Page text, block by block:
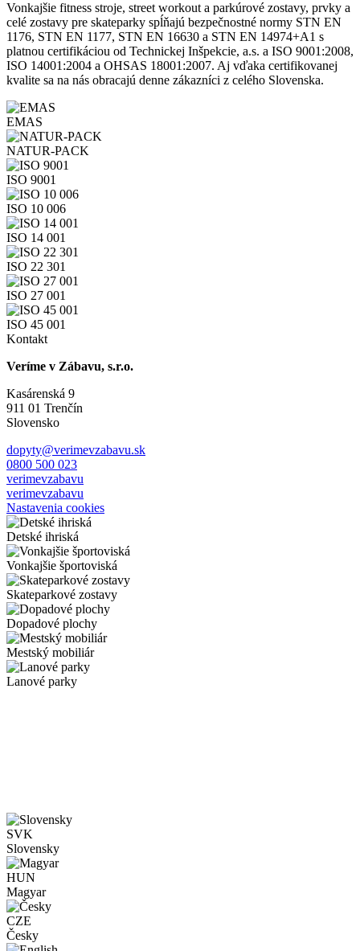
Vonkajšie fitness stroje, street workout a parkúrové zostavy, prvky a
celé zostavy pre skateparky spĺňajú bezpečnostné normy STN EN
1176, STN EN 1177, STN EN 16630 a STN EN 14974+A1 s
platnou certifikáciou od Technickej Inšpekcie, a.s. a ISO 9001:2008,
ISO 14001:2004 a OHSAS 18001:2007. Aj vďaka certifikovanej
kvalite sa na nás obracajú denne zákazníci z celého Slovenska.
EMAS
NATUR-PACK
ISO 9001
ISO 10 006
ISO 14 001
ISO 22 301
ISO 27 001
ISO 45 001
Kontakt
Veríme v Zábavu, s.r.o.
Kasárenská 9
911 01 Trenčín
Slovensko
dopyty@verimevzabavu.sk
0800 500 023
verimevzabavu
verimevzabavu
Nastavenia cookies
Detské ihriská
Vonkajšie športoviská
Skateparkové zostavy
Dopadové plochy
Mestský mobiliár
Lanové parky
SVK
Slovensky
HUN
Magyar
CZE
Česky